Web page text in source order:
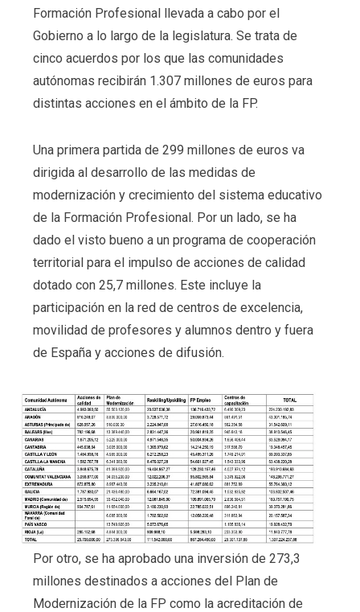
Formación Profesional llevada a cabo por el
Gobierno a lo largo de la legislatura. Se trata de
cinco acuerdos por los que las comunidades
autónomas recibirán 1.307 millones de euros para
distintas acciones en el ámbito de la FP.
Una primera partida de 299 millones de euros va
dirigida al desarrollo de las medidas de
modernización y crecimiento del sistema educativo
de la Formación Profesional. Por un lado, se ha
dado el visto bueno a un programa de cooperación
territorial para el impulso de acciones de calidad
dotado con 25,7 millones. Este incluye la
participación en la red de centros de excelencia,
movilidad de profesores y alumnos dentro y fuera
de España y acciones de difusión.
Por otro, se ha aprobado una inversión de 273,3
millones destinados a acciones del Plan de
Modernización de la FP como la acreditación de